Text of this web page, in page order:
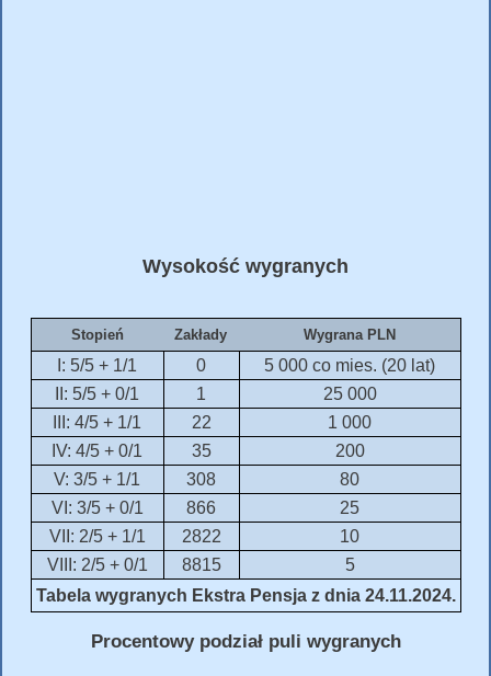
Wysokość wygranych
Stopień Zakłady Wygrana PLN
I: 5/5 + 1/1 0
5 000 co mies. (20 lat)
II: 5/5 + 0/1
1
25 000
III: 4/5 + 1/1
22
1 000
IV: 4/5 + 0/1
35
200
V: 3/5 + 1/1
308
80
VI: 3/5 + 0/1
866
25
VII: 2/5 + 1/1
2822
10
VIII: 2/5 + 0/1
8815
5
Tabela wygranych Ekstra Pensja z dnia 24.11.2024.
Procentowy podział puli wygranych